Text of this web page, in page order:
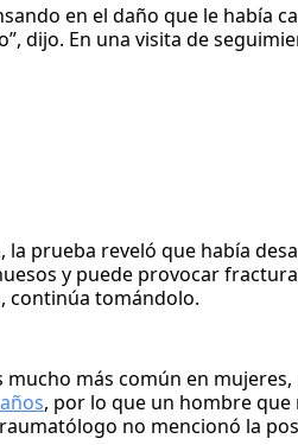
en el daño que le había
dijo. En una visita de
la prueba reveló que había
y puede provocar
continúa tomándolo.
mucho más común en
, por lo que un hombre
no mencionó la